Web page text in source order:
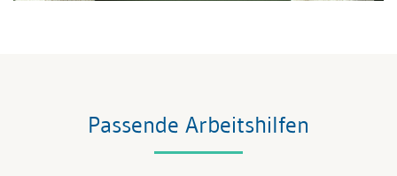
Passende Arbeitshilfen